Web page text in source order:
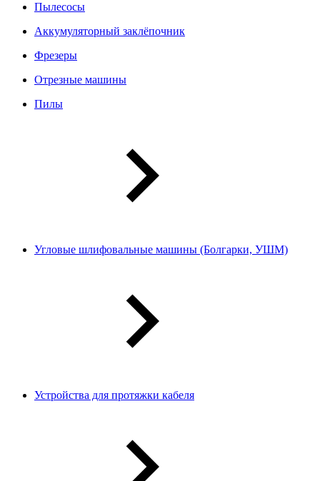
Пылесосы
Аккумуляторный заклёпочник
Фрезеры
Отрезные машины
Пилы
Угловые шлифовальные машины (Болгарки, УШМ)
Устройства для протяжки кабеля